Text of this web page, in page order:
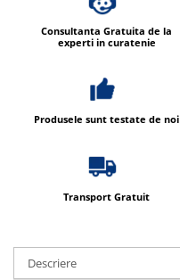
Consultanta Gratuita de la
experti in curatenie
Produsele sunt testate de noi
Transport Gratuit
Descriere